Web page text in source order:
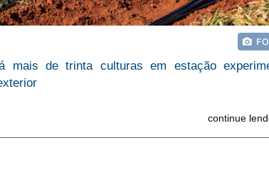
mais de trinta culturas em estação
continue